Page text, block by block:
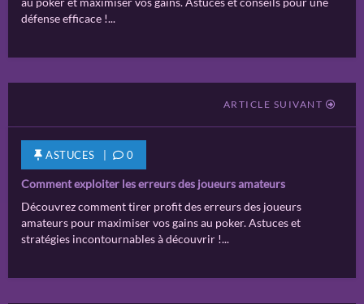
défense efficace !...
ARTICLE SUIVANT
ASTUCES 0
Comment exploiter les erreurs des joueurs amateurs
Découvrez comment tirer profit des erreurs des joueurs
amateurs pour maximiser vos gains au poker. Astuces et
stratégies incontournables à découvrir !...